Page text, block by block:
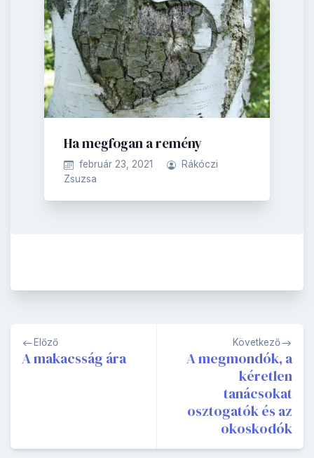
Ha megfogan a remény
február 23, 2021
Rákóczi
Zsuzsa
Bejegyzés
navigáció
Előző
A makacsság ára
Következő
A megmondók, a
kéretlen
tanácsokat
osztogatók és az
okoskodók